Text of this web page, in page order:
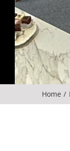
Over ons
CONTACT
Home